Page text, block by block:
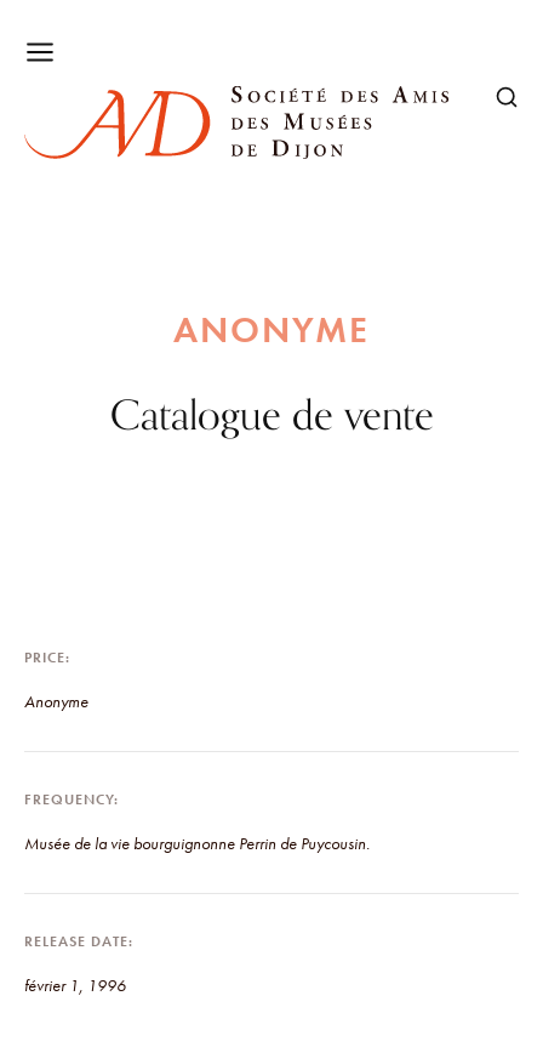
ANONYME
Catalogue de vente
PRICE
Anonyme
FREQUENCY
Musée de la vie bourguignonne Perrin de Puycousin.
RELEASE DATE
février 1, 1996